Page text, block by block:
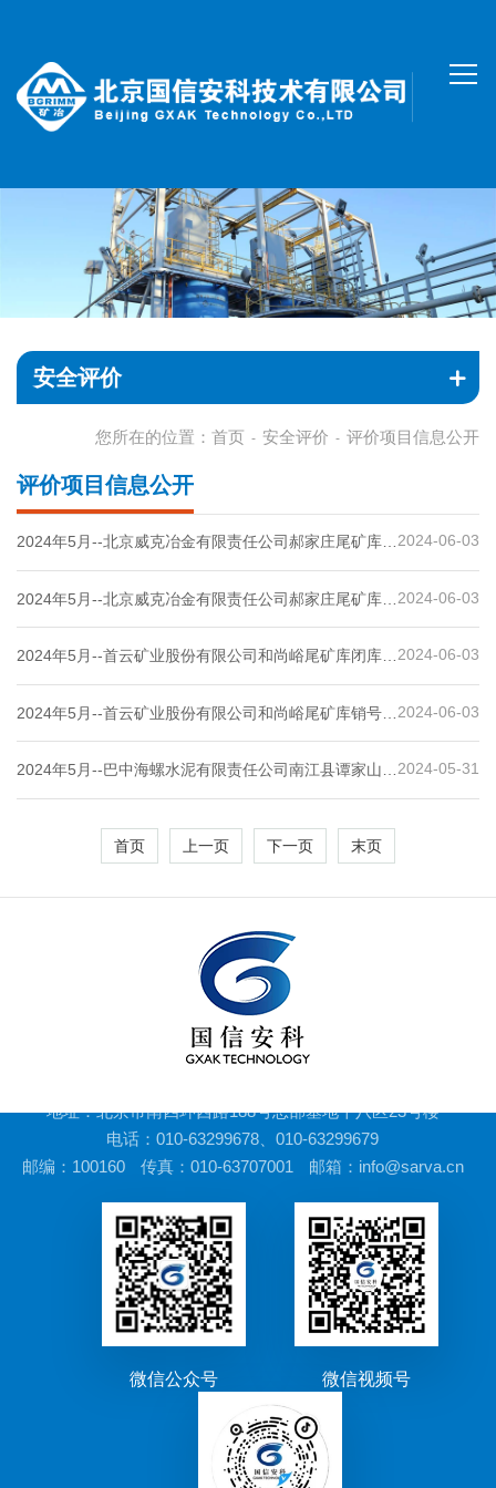
安全评价
您所在的位置： 首页 - 安全评价 - 评价项目信息公开
评价项目信息公开
2024-06-03
2024年5月--北京威克冶金有限责任公司郝家庄尾矿库闭
2024-06-03
2024年5月--北京威克冶金有限责任公司郝家庄尾矿库销
2024-06-03
2024年5月--首云矿业股份有限公司和尚峪尾矿库闭库销
2024-06-03
2024年5月--首云矿业股份有限公司和尚峪尾矿库销号安
2024-05-31
2024年5月--巴中海螺水泥有限责任公司南江县谭家山水
首页 上一页 下一页 末页
地址：北京市南四环西路188号总部基地十八区23号楼
电话：010-63299678、010-63299679
邮编：100160
传真：010-63707001 邮箱：info@sarva.cn
微信公众号 微信视频号